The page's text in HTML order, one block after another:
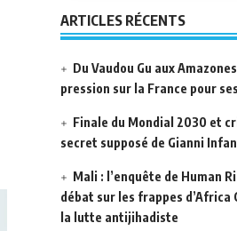
ARTICLES RÉCENTS
Du Vaudou Gu aux
pression sur la France pour
Finale du Mondial 2030 et
secret supposé de Gianni
Mali : l’enquête de Human
débat sur les frappes d’Africa
la lutte antijihadiste